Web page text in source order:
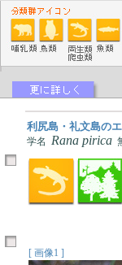
利尻島・礼文島の
学名 Rana pirica
[ 画像1 ]